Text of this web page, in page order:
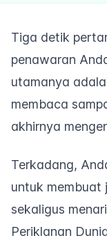
Tiga detik
penawaran
utamanya
membaca
akhirnya
Terkadang,
untuk membuat
sekaligus
Periklanan